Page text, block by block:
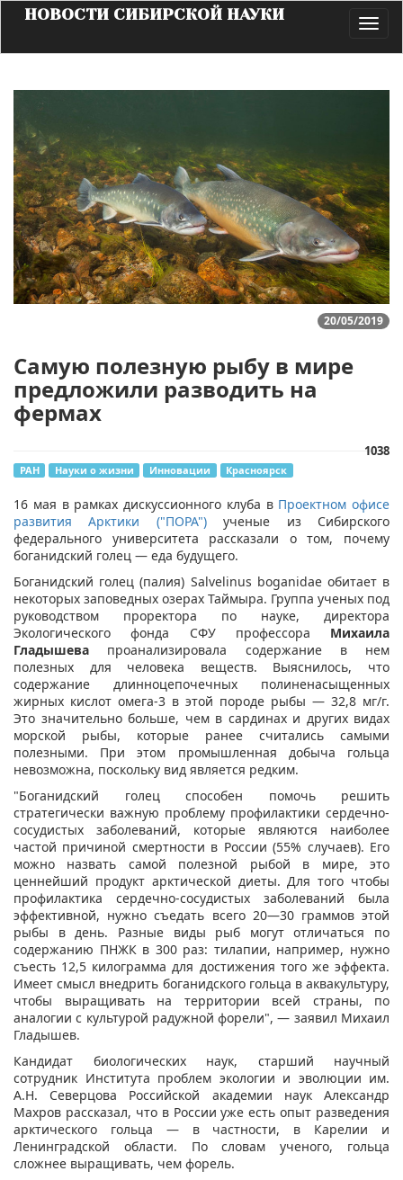
НОВОСТИ СИБИРСКОЙ НАУКИ
20/05/2019
Самую полезную рыбу в мире
предложили разводить на
фермах
1038
РАН Науки о жизни Инновации Красноярск
​16 мая в рамках дискуссионного клуба в Проектном офисе
развития Арктики ("ПОРА")ученые из Сибирского
федерального университета рассказали о том, почему
боганидский голец — еда будущего.
Боганидский голец (палия) Salvelinus boganidae обитает в
некоторых заповедных озерах Таймыра. Группа ученых под
руководством проректора по науке, директора
Экологического фонда СФУ профессора Михаила
Гладышева проанализировала содержание в нем
полезных для человека веществ. Выяснилось, что
содержание длинноцепочечных полиненасыщенных
жирных кислот омега-3 в этой породе рыбы — 32,8 мг/г.
Это значительно больше, чем в сардинах и других видах
морской рыбы, которые ранее считались самыми
полезными. При этом промышленная добыча гольца
невозможна, поскольку вид является редким.
"Боганидский голец способен помочь решить
стратегически важную проблему профилактики сердечно-
сосудистых заболеваний, которые являются наиболее
частой причиной смертности в России (55% случаев). Его
можно назвать самой полезной рыбой в мире, это
ценнейший продукт арктической диеты. Для того чтобы
профилактика сердечно-сосудистых заболеваний была
эффективной, нужно съедать всего 20—30 граммов этой
рыбы в день. Разные виды рыб могут отличаться по
содержанию ПНЖК в 300 раз: тилапии, например, нужно
съесть 12,5 килограмма для достижения того же эффекта.
Имеет смысл внедрить боганидского гольца в аквакультуру,
чтобы выращивать на территории всей страны, по
аналогии с культурой радужной форели", — заявил Михаил
Гладышев.
Кандидат биологических наук, старший научный
сотрудник Института проблем экологии и эволюции им.
А.Н. Северцова Российской академии наук Александр
Махров рассказал, что в России уже есть опыт разведения
арктического гольца — в частности, в Карелии и
Ленинградской области. По словам ученого, гольца
сложнее выращивать, чем форель.